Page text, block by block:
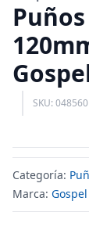
SKU: 048560
Categoría:
Marca: Gospel